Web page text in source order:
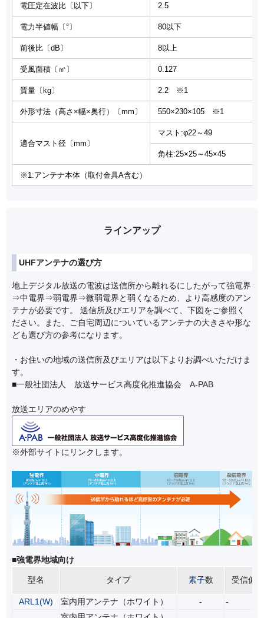
電圧定在波比〔以下〕 2.5
電力半値幅〔°〕 80以下
前後比〔dB〕 8以上
受風面積〔㎡〕 0.127
質量〔kg〕 2.2 ※1
外形寸法（高さ×幅×奥行）〔mm〕 550×230×105 ※1
適合マスト径〔mm〕
マスト:φ22～49
角柱:25×25～45×45
※1:アンテナ本体（取付金具A含む）
ラインアップ
UHFアンテナの選び方
地上デジタル放送の電波は送信所から離れるにしたがって強電界
⇒中電界⇒弱電界⇒微弱電界と弱くなるため、より高感度のアン
テナが必要です。 送信所及びエリアを調べて、下図をご参照く
ださい。また、ご自宅周辺についているアンテナの大きさや形な
ども選び方の参考になります。
・お住いの地域の送信所及びエリアは以下よりお調べいただけま
す。
■一般社団法人 放送サービス高度化推進協会 A-PAB
放送エリアのめやす
※外部サイトにリンクします。
■強電界地域向け
型名 タイプ 素子数 受信偏波
ARL1(W) 室内用アンテナ（ホワイト） - -